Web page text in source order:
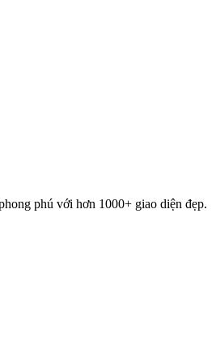
phú với hơn 1000+ giao diện đẹp.